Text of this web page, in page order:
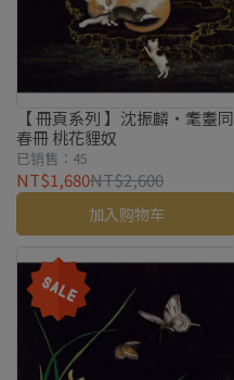
【 冊頁系列 】沈振麟・耄耋同
春冊 桃花貍奴
已销售：45
NT$1,680NT$2,600
加入购物车